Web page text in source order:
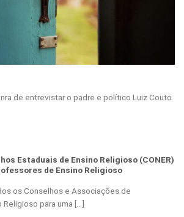
de entrevistar o padre e político Luiz Couto
Estaduais de Ensino Religioso (CONER)
de Ensino Religioso
os Conselhos e Associações de
para uma [...]